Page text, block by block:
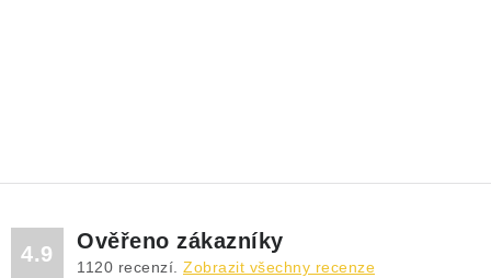
4.9
Ověřeno zákazníky
1120 recenzí. Zobrazit všechny recenze